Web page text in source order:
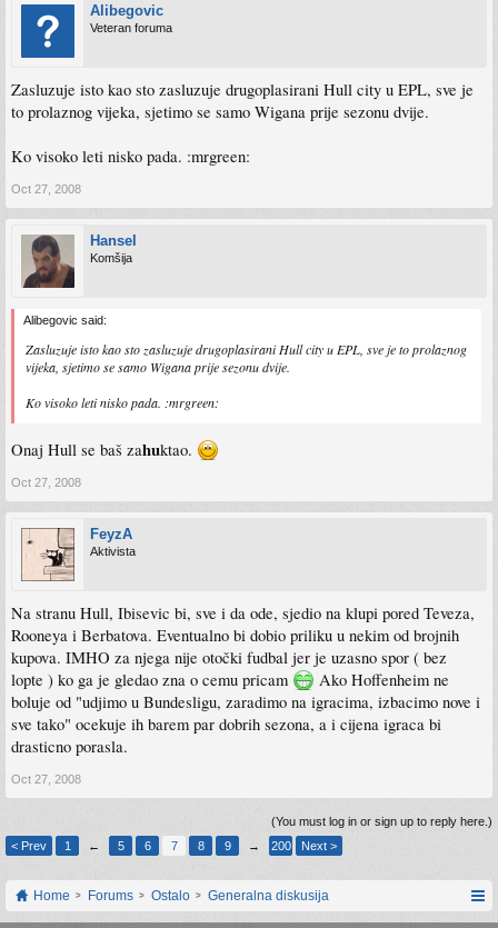
Alibegovic
Veteran foruma
Zasluzuje isto kao sto zasluzuje drugoplasirani Hull city u EPL, sve je
to prolaznog vijeka, sjetimo se samo Wigana prije sezonu dvije.
Ko visoko leti nisko pada. :mrgreen:
Oct 27, 2008
Hansel
Komšija
Alibegovic said:
Zasluzuje isto kao sto zasluzuje drugoplasirani Hull city u EPL, sve je to prolaznog
vijeka, sjetimo se samo Wigana prije sezonu dvije.
Ko visoko leti nisko pada. :mrgreen:
Onaj Hull se baš zahuktao.
Oct 27, 2008
FeyzA
Aktivista
Na stranu Hull, Ibisevic bi, sve i da ode, sjedio na klupi pored Teveza,
Rooneya i Berbatova. Eventualno bi dobio priliku u nekim od brojnih
kupova. IMHO za njega nije otočki fudbal jer je uzasno spor ( bez
lopte ) ko ga je gledao zna o cemu pricam
Ako Hoffenheim ne
boluje od "udjimo u Bundesligu, zaradimo na igracima, izbacimo nove i
sve tako" ocekuje ih barem par dobrih sezona, a i cijena igraca bi
drasticno porasla.
Oct 27, 2008
(You must log in or sign up to reply here.)
< Prev
1 ← 5 6 7 8 9 → 200 Next >
Home Forums Ostalo Generalna diskusija